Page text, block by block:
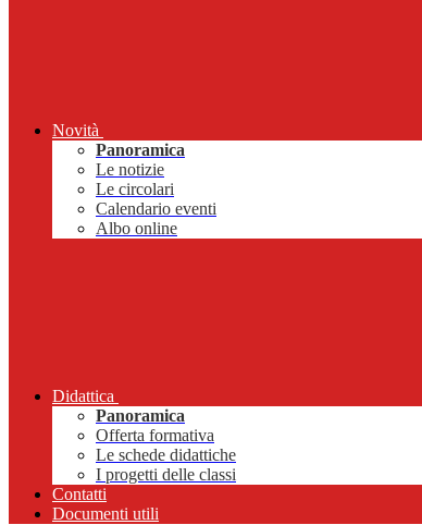
Novità
Panoramica
Le notizie
Le circolari
Calendario eventi
Albo online
Didattica
Panoramica
Offerta formativa
Le schede didattiche
I progetti delle classi
Contatti
Documenti utili